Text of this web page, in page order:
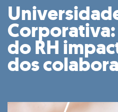
do RH
dos